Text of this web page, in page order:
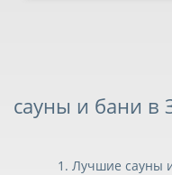
сауны и бани в
Лучшие сауны